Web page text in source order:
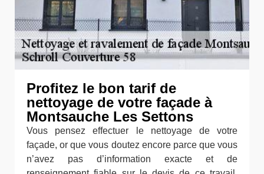
Profitez le bon tarif de
nettoyage de votre façade à
Montsauche Les Settons
Vous pensez effectuer le nettoyage de votre
façade, or que vous doutez encore parce que vous
n’avez pas d’information exacte et de